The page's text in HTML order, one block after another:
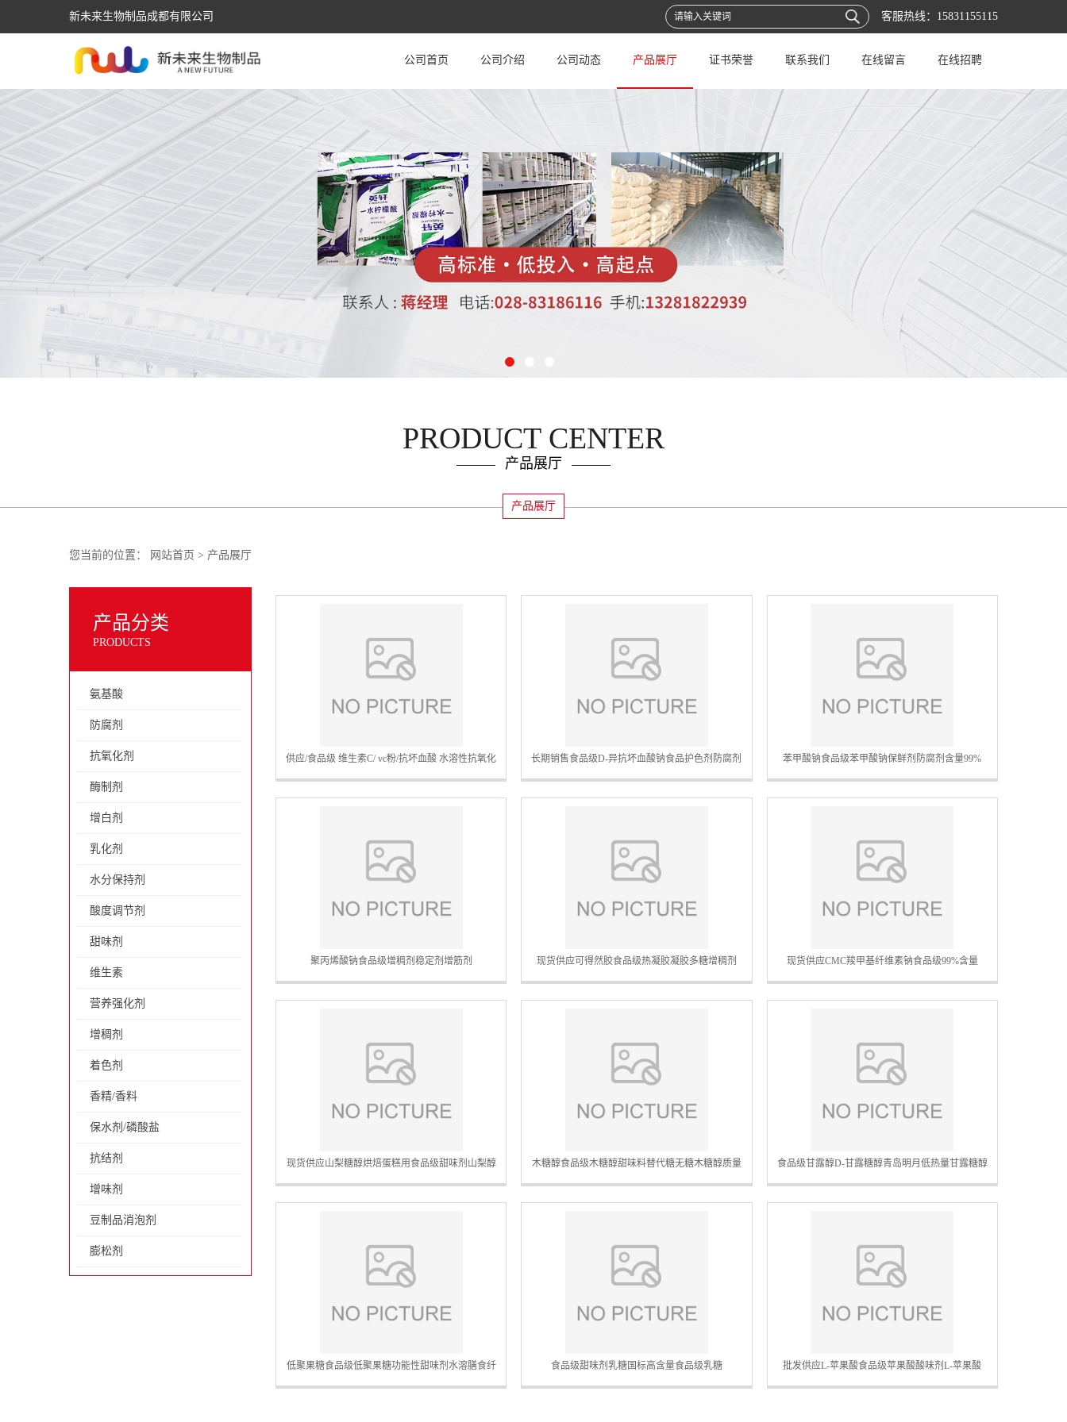
新未来生物制品成都有限公司 客服热线： 15831155115
公司首页 公司介绍 公司动态 产品展厅 证书荣誉 联系我们 在线留言 在线招聘
PRODUCT CENTER
产品展厅
产品展厅
您当前的位置： 网站首页 > 产品展厅
产品分类
PRODUCTS
氨基酸
防腐剂
抗氧化剂
酶制剂
增白剂
乳化剂
水分保持剂
酸度调节剂
甜味剂
维生素
营养强化剂
增稠剂
着色剂
香精/香料
保水剂/磷酸盐
抗结剂
增味剂
豆制品消泡剂
膨松剂
供应/食品级 维生素C/ vc粉/抗坏血酸 水溶性抗氧化
剂
长期销售食品级D-异抗坏血酸钠食品护色剂防腐剂
异VC钠
苯甲酸钠食品级苯甲酸钠保鲜剂防腐剂含量99%
聚丙烯酸钠食品级增稠剂稳定剂增筋剂 现货供应可得然胶食品级热凝胶凝胶多糖增稠剂
1kg起订
现货供应CMC羧甲基纤维素钠食品级99%含量
现货供应山梨糖醇烘焙蛋糕用食品级甜味剂山梨醇 木糖醇食品级木糖醇甜味料替代糖无糖木糖醇质量
保证
食品级甘露醇D-甘露糖醇青岛明月低热量甘露糖醇
低聚果糖食品级低聚果糖功能性甜味剂水溶膳食纤
维
食品级甜味剂乳糖国标高含量食品级乳糖 批发供应L-苹果酸食品级苹果酸酸味剂L-苹果酸